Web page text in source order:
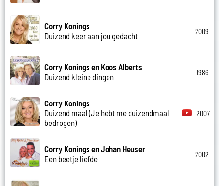
Corry Konings
Duizend keer aan jou gedacht
2009
Corry Konings en Koos Alberts
Duizend kleine dingen
1986
Corry Konings
Duizend maal (Je hebt me duizendmaal
bedrogen)
2007
Corry Konings en Johan Heuser
Een beetje liefde
2002